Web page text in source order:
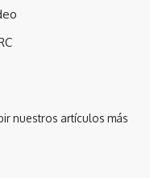
nuestros artículos más